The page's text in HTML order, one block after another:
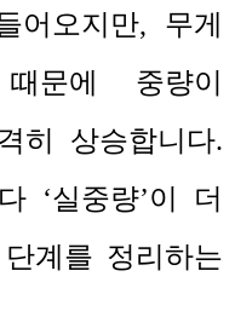
어오지만, 무게
문에 중량이
히 상승합니다.
‘실중량’이 더
계를 정리하는